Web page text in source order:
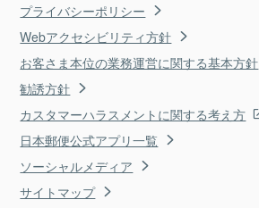
プライバシーポリシー
Webアクセシビリティ方針
お客さま本位の業務運営に関する基本方針
勧誘方針
カスタマーハラスメントに関する考え方
日本郵便公式アプリ一覧
ソーシャルメディア
サイトマップ